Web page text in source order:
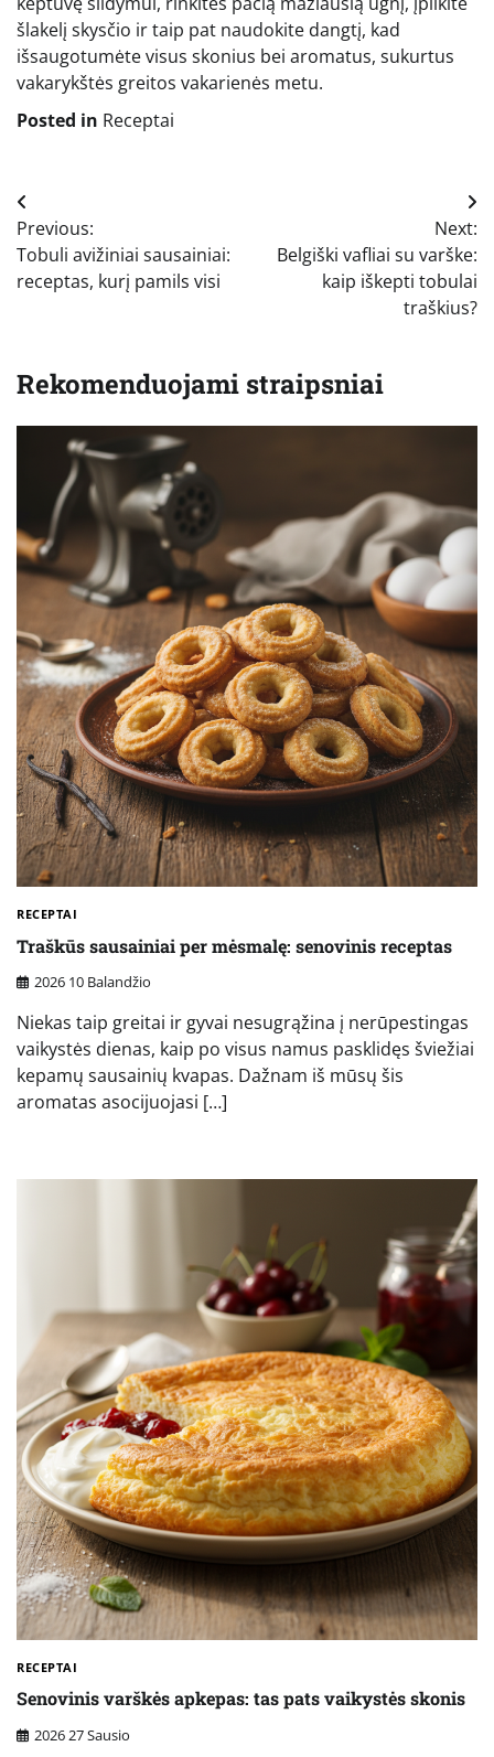
šlakelį skysčio ir taip pat naudokite dangtį, kad
išsaugotumėte visus skonius bei aromatus, sukurtus
vakarykštės greitos vakarienės metu.
Posted in Receptai
Navigacija
tarp
įrašų
Previous:
Tobuli avižiniai sausainiai:
receptas, kurį pamils visi
Next:
Belgiški vafliai su varške:
kaip iškepti tobulai
traškius?
Rekomenduojami straipsniai
RECEPTAI
Traškūs sausainiai per mėsmalę: senovinis receptas
2026 10 Balandžio
Niekas taip greitai ir gyvai nesugrąžina į nerūpestingas
vaikystės dienas, kaip po visus namus pasklidęs šviežiai
kepamų sausainių kvapas. Dažnam iš mūsų šis
aromatas asocijuojasi […]
RECEPTAI
Senovinis varškės apkepas: tas pats vaikystės skonis
2026 27 Sausio